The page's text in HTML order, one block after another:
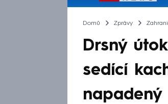
Domů Zprávy
Drsný
sedící
napadený